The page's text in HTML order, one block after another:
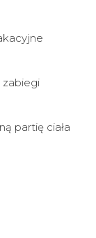
zabiegi
partię ciała